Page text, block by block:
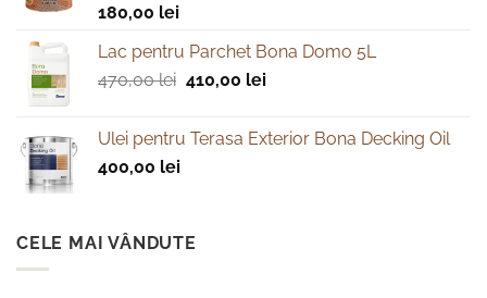
180,00 lei
Lac pentru Parchet Bona Domo 5L
470,00lei Prețul
fost:
410,00 leiPrețul
410,00 lei.
Ulei pentru Terasa Exterior Bona Decking Oil
400,00 lei
CELE MAI VÂNDUTE